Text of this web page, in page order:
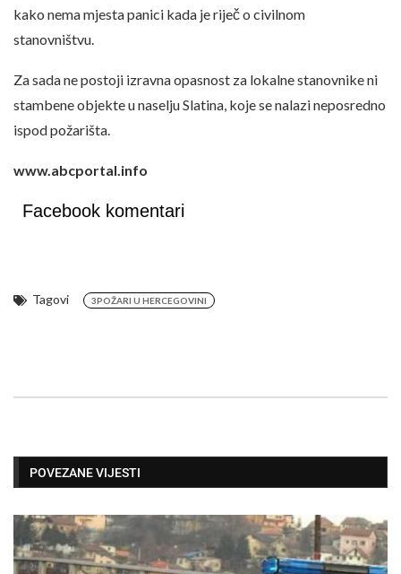
kako nema mjesta panici kada je riječ o civilnom
stanovništvu.
Za sada ne postoji izravna opasnost za lokalne stanovnike ni
stambene objekte u naselju Slatina, koje se nalazi neposredno
ispod požarišta.
www.abcportal.info
Facebook komentari
Tagovi 3POŽARI U HERCEGOVINI
POVEZANE VIJESTI